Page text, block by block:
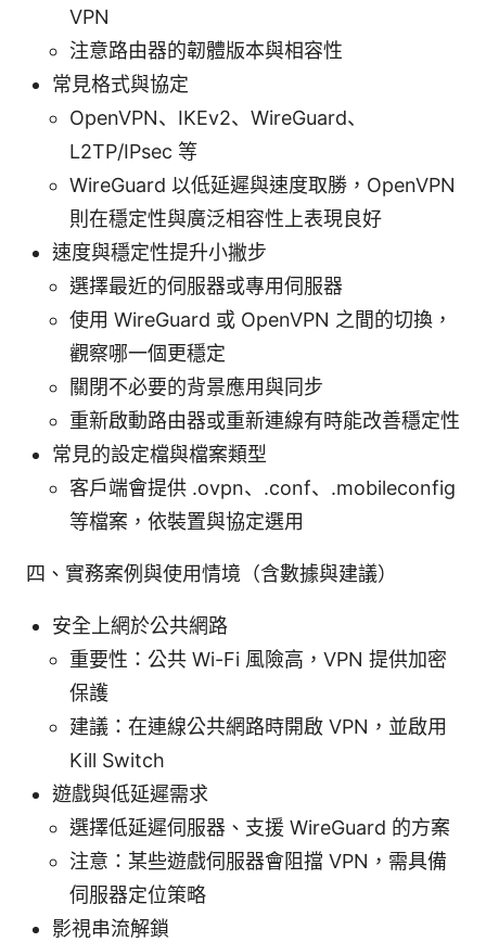
VPN
注意路由器的韌體版本與相容性
常見格式與協定
OpenVPN、IKEv2、WireGuard、
L2TP/IPsec 等
WireGuard 以低延遲與速度取勝，OpenVPN
則在穩定性與廣泛相容性上表現良好
速度與穩定性提升小撇步
選擇最近的伺服器或專用伺服器
使用 WireGuard 或 OpenVPN 之間的切換，
觀察哪一個更穩定
關閉不必要的背景應用與同步
重新啟動路由器或重新連線有時能改善穩定性
常見的設定檔與檔案類型
客戶端會提供 .ovpn、.conf、.mobileconfig
等檔案，依裝置與協定選用
四、實務案例與使用情境（含數據與建議）
安全上網於公共網路
重要性：公共 Wi-Fi 風險高，VPN 提供加密
保護
建議：在連線公共網路時開啟 VPN，並啟用
Kill Switch
遊戲與低延遲需求
選擇低延遲伺服器、支援 WireGuard 的方案
注意：某些遊戲伺服器會阻擋 VPN，需具備
伺服器定位策略
影視串流解鎖